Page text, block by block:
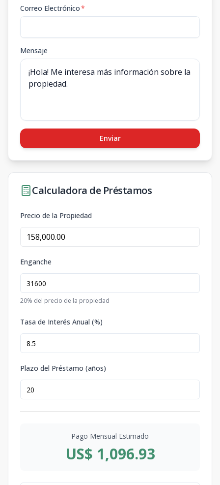
Correo Electrónico*
Mensaje
Enviar
Calculadora de Préstamos
Precio de la Propiedad
Enganche
20% del precio de la propiedad
Tasa de Interés Anual (%)
Plazo del Préstamo (años)
Pago Mensual Estimado
US$ 1,096.93